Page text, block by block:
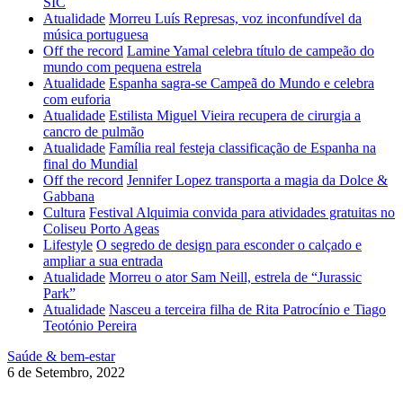
Atualidade Morreu Luís Represas, voz inconfundível da
música portuguesa
Off the record Lamine Yamal celebra título de campeão do
mundo com pequena estrela
Atualidade Espanha sagra-se Campeã do Mundo e celebra
com euforia
Atualidade Estilista Miguel Vieira recupera de cirurgia a
cancro de pulmão
Atualidade Família real festeja classificação de Espanha na
final do Mundial
Off the record Jennifer Lopez transporta a magia da Dolce &
Gabbana
Cultura Festival Alquimia convida para atividades gratuitas no
Coliseu Porto Ageas
Lifestyle O segredo de design para esconder o calçado e
ampliar a sua entrada
Atualidade Morreu o ator Sam Neill, estrela de “Jurassic
Park”
Atualidade Nasceu a terceira filha de Rita Patrocínio e Tiago
Teotónio Pereira
Saúde & bem-estar
6 de Setembro, 2022